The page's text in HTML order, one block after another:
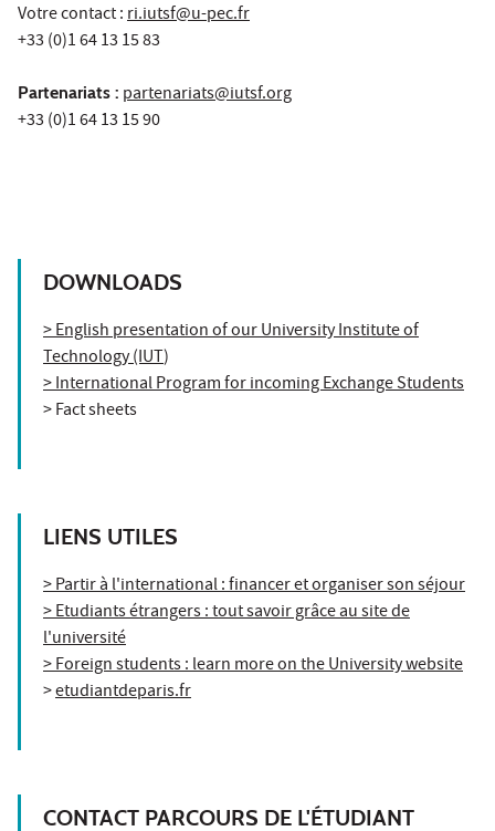
Votre contact :ri.iutsf@u-pec.fr
+33 (0)1 64 13 15 83
Partenariats : partenariats@iutsf.org
+33 (0)1 64 13 15 90
DOWNLOADS
> English presentation of our University Institute of
Technology (IUT)
> International Program for incoming Exchange Students
> Fact sheets
LIENS UTILES
> Partir à l'international : financer et organiser son séjour
> Etudiants étrangers : tout savoir grâce au site de
l'université
> Foreign students : learn more on the University website
>etudiantdeparis.fr
CONTACT PARCOURS DE L'ÉTUDIANT